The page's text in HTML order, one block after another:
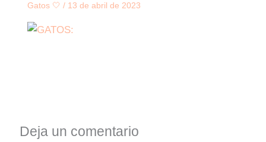
Gatos 🤍 / 13 de abril de 2023
Deja un comentario